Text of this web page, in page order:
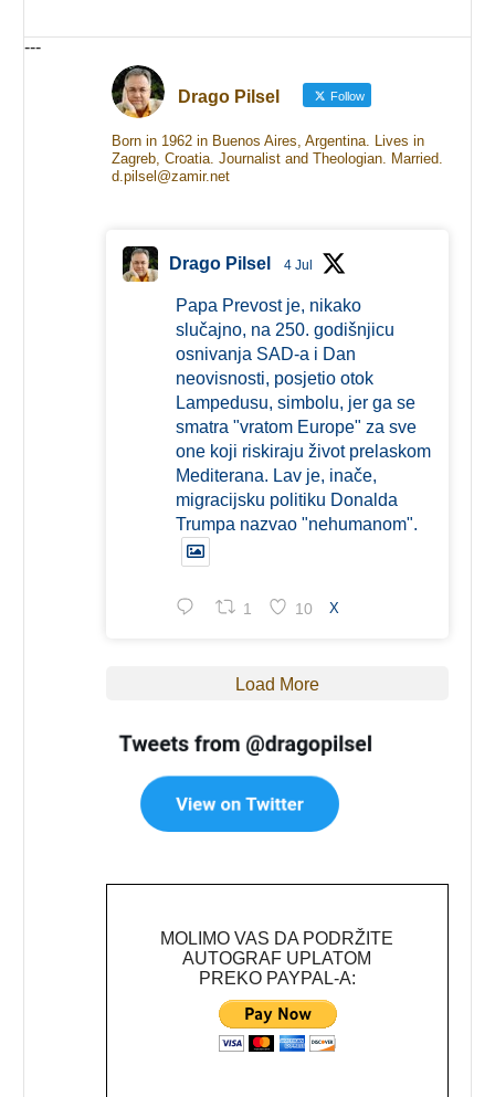
---
Drago Pilsel Follow
Born in 1962 in Buenos Aires, Argentina. Lives in
Zagreb, Croatia. Journalist and Theologian. Married.
d.pilsel@zamir.net
Drago Pilsel 4 Jul
Papa Prevost je, nikako
slučajno, na 250. godišnjicu
osnivanja SAD-a i Dan
neovisnosti, posjetio otok
Lampedusu, simbolu, jer ga se
smatra "vratom Europe" za sve
one koji riskiraju život prelaskom
Mediterana. Lav je, inače,
migracijsku politiku Donalda
Trumpa nazvao "nehumanom".
1 10 X
Load More
MOLIMO VAS DA PODRŽITE
AUTOGRAF UPLATOM
PREKO PAYPAL-A: